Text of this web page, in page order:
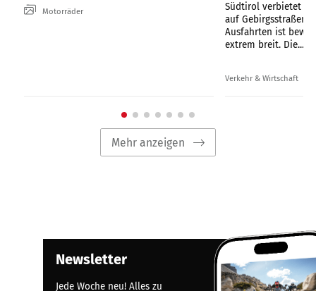
Motorräder
Südtirol verbietet
auf Gebirgsstraßen.
Ausfahrten ist
extrem breit. Die...
Verkehr & Wirtschaft
Mehr anzeigen
Newsletter
Jede Woche neu! Alles zu